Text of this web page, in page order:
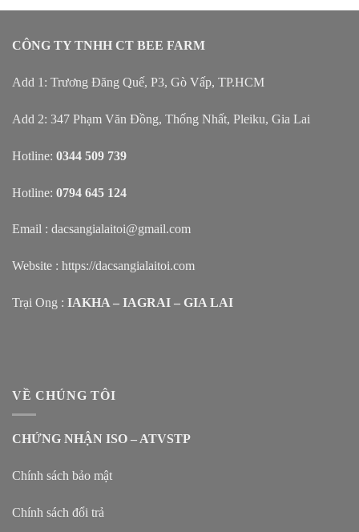
CÔNG TY TNHH CT BEE FARM
Add 1: Trương Đăng Quế, P3, Gò Vấp, TP.HCM
Add 2: 347 Phạm Văn Đồng, Thống Nhất, Pleiku, Gia Lai
Hotline: 0344 509 739
Hotline: 0794 645 124
Email : dacsangialaitoi@gmail.com
Website : https://dacsangialaitoi.com
Trại Ong : IAKHA – IAGRAI – GIA LAI
VỀ CHÚNG TÔI
CHỨNG NHẬN ISO – ATVSTP
Chính sách bảo mật
Chính sách đổi trả